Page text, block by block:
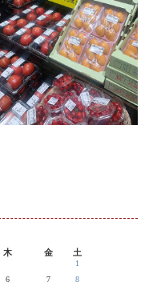
木 金 土
1
6 7
8